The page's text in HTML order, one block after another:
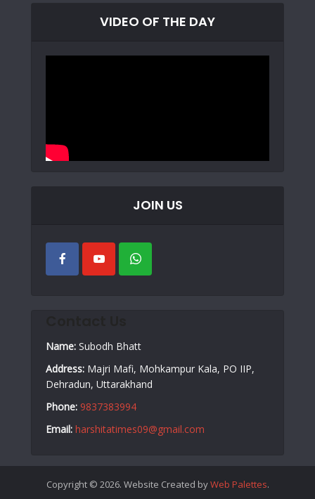
VIDEO OF THE DAY
JOIN US
Name: Subodh Bhatt
Address: Majri Mafi, Mohkampur Kala, PO IIP,
Dehradun, Uttarakhand
Phone: 9837383994
Email: harshitatimes09@gmail.com
Copyright © 2026. Website Created byWeb Palettes.